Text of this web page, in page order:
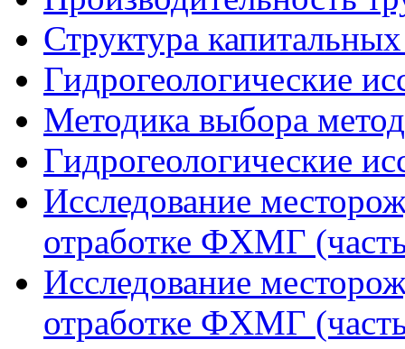
Структура
Гидрогеологические
Методика выбора
Гидрогеологические
Исследование
отработке ФХМГ
Исследование
отработке ФХМГ